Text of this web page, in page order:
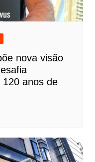
nova visão
anos de